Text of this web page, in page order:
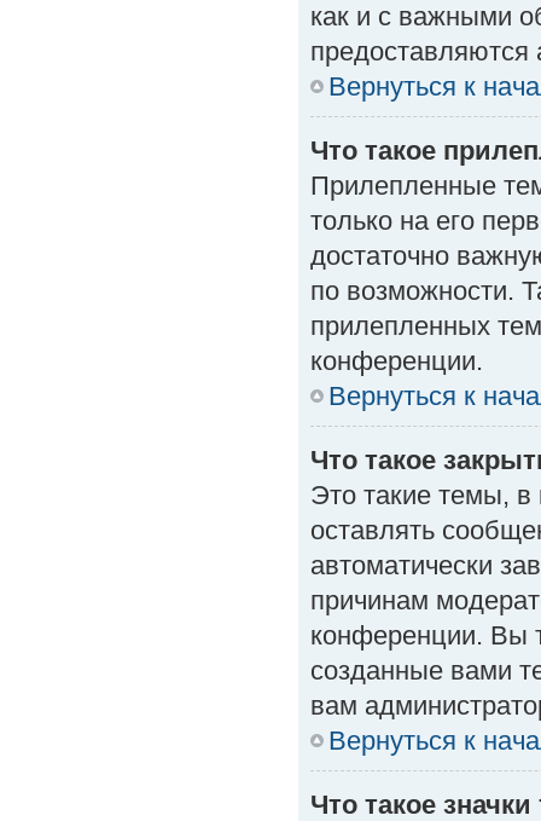
как и с важными
предоставляются
Вернуться к
Что такое
Прилепленные
только на его
достаточно
по возможности.
прилепленных
конференции.
Вернуться к
Что такое
Это такие темы, в
оставлять
автоматически
причинам
конференции. Вы
созданные вами
вам
Вернуться к
Что такое значки